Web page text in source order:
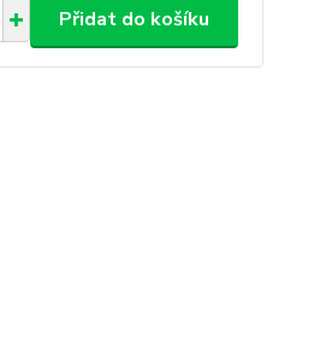
Přidat do košíku